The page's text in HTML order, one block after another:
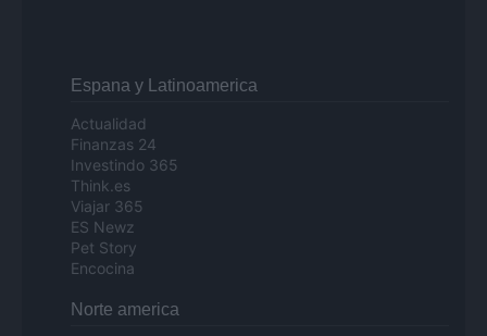
Espana y Latinoamerica
Actualidad
Finanzas 24
Investindo 365
Think.es
Viajar 365
ES Newz
Pet Story
Encocina
Norte america